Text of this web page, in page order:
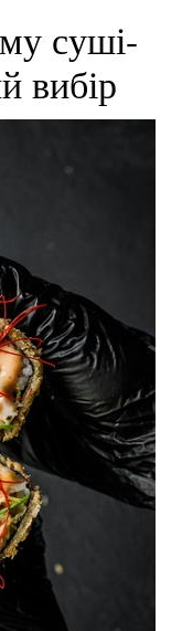
суші-
вибір